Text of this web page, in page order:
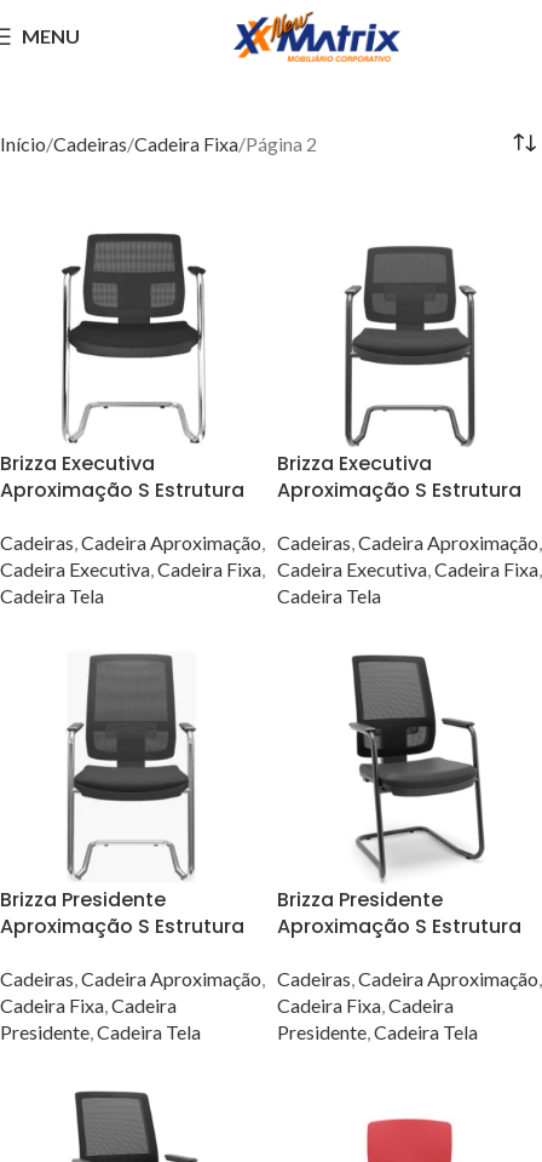
MENU
Início Cadeiras Cadeira Fixa Página 2
Brizza Executiva
Aproximação S Estrutura
Tecido Aero
Cadeiras Cadeira Aproximação
Cadeira Executiva Cadeira Fixa
Cadeira Tela
Brizza Executiva
Aproximação S Estrutura
Aero
Cadeiras Cadeira Aproximação
Cadeira Executiva Cadeira Fixa
Cadeira Tela
Brizza Presidente
Aproximação S Estrutura
Couro Ecológico
Cadeiras Cadeira Aproximação
Cadeira Fixa Cadeira
Presidente Cadeira Tela
Brizza Presidente
Aproximação S Estrutura
Ecológico
Cadeiras Cadeira Aproximação
Cadeira Fixa Cadeira
Presidente Cadeira Tela